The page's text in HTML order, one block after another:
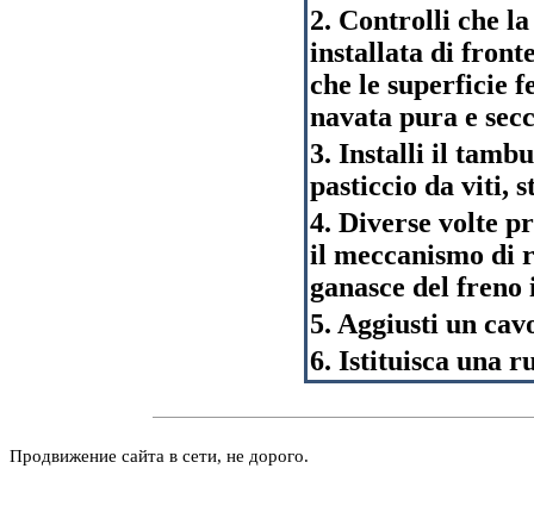
2. Controlli che
installata di
che le superficie
navata pura e
3. Installi il
pasticcio da viti,
4. Diverse volte
il meccanismo di
ganasce del freno
5. Aggiusti un
6. Istituisca una
Продвижение сайта в сети, не дорого.